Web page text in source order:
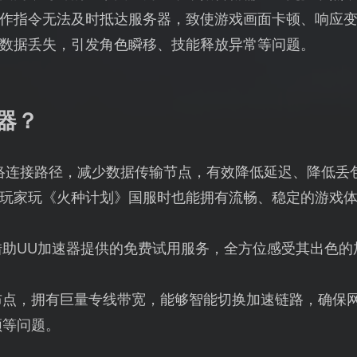
指令无法及时抵达服务器，致使游戏画面卡顿、响应
据丢失，引发角色瞬移、技能释放异常等问题。
？
连接路径，减少数据传输节点，有效降低延迟、降低
家玩《火种计划》国服时也能拥有流畅、稳定的游戏
UU加速器提供的免费试用服务，全方位感受其出色
，拥有巨量专线带宽，能够智能切换加速链路，确保
问题。